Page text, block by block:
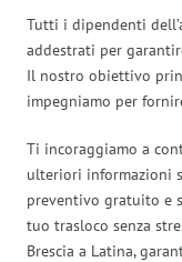
Tutti i dipendenti
addestrati per
Il nostro obiettivo
impegniamo per
Ti incoraggiamo a
ulteriori informazioni
preventivo gratuito e
tuo trasloco senza
Brescia a Latina,